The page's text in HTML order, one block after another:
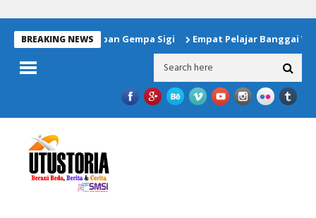
BREAKING NEWS
Untuk Korban Gempa Sigi Empat Pelajar Banggai